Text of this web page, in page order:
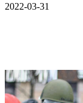
2022-03-31